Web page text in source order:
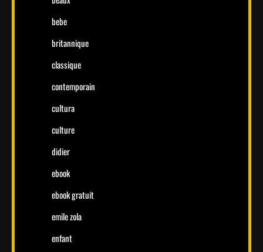
bebe
britannique
classique
contemporain
cultura
culture
didier
ebook
ebook gratuit
emile zola
enfant